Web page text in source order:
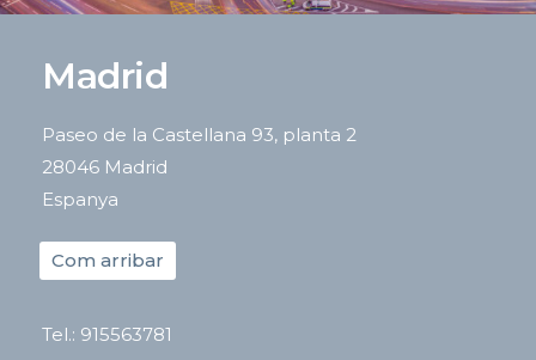
Madrid
Paseo de la Castellana 93, planta 2
28046 Madrid
Espanya
Com arribar
Tel.: 915563781